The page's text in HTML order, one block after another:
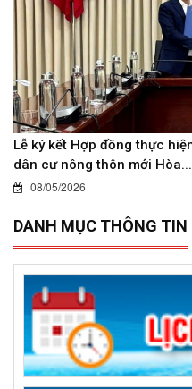
Lễ ký kết Hợp đồng thực
dân cư nông thôn mới Hòa...
08/05/2026
DANH MỤC THÔNG TIN